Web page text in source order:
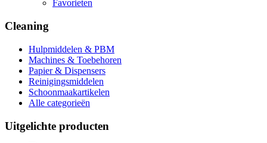
Favorieten
Cleaning
Hulpmiddelen & PBM
Machines & Toebehoren
Papier & Dispensers
Reinigingsmiddelen
Schoonmaakartikelen
Alle categorieën
Uitgelichte producten